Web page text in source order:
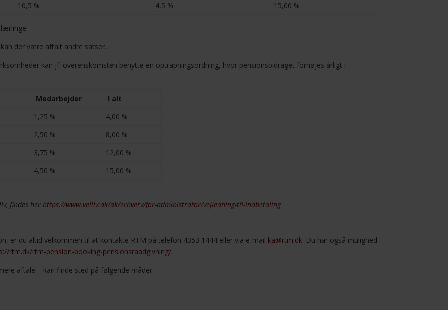
10,5 % 4,5 % 15,00 %
der være aftalt andre satser.
kan jf. overenskomsten benytte en optrapningsordning, hvor pensionsbidraget forhøjes årligt i
Medarbejder
I alt
1,25 %
4,00 %
2,50 %
8,00 %
3,75 %
12,00 %
4,50 % 15,00 %
findes her https://www.velliv.dk/dk/erhverv/for-administrator/vejledning-til-indbetaling
er du altid velkommen til at kontakte RTM på telefon 4353 1444 eller via e-mail ka@rtm.dk. Du har også mulighed
rtm.dk/rtm-pension-booking-pensionsraadgivning/.
aftale – kan finde sted på følgende måder: